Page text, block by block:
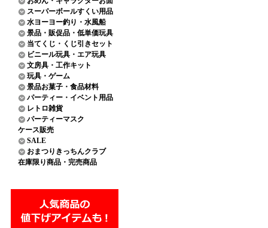
スーパーボールすくい用品
水ヨーヨー釣り・水風船
景品・販促品・低単価玩具
当てくじ・くじ引きセット
ビニール玩具・エア玩具
文房具・工作キット
玩具・ゲーム
景品お菓子・食品材料
パーティー・イベント用品
レトロ雑貨
パーティーマスク
ケース販売
SALE
おまつりきっちんクラブ
在庫限り商品・完売商品